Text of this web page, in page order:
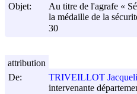
Objet:
Au titre de l'agrafe «
la médaille de la
30
De:
TRIVEILLOT
intervenante
attribution